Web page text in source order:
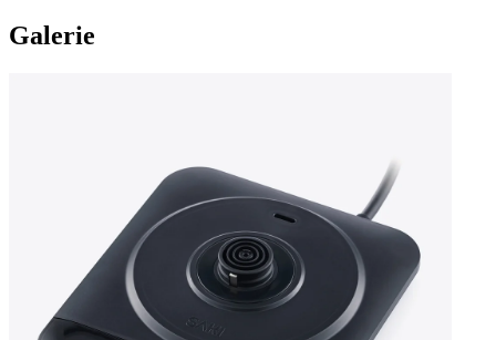
Galerie